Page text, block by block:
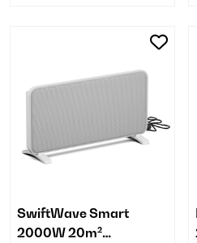
SwiftWave Smart
2000W 20m²